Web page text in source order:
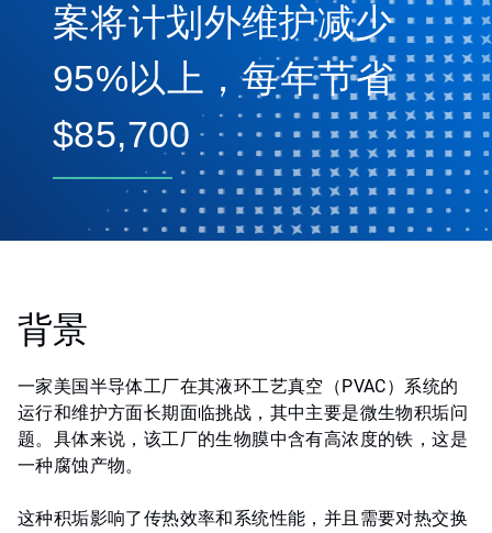
案将计划外维护减少
95%以上，每年节省
$85,700
背景
一家美国半导体工厂在其液环工艺真空（PVAC）系统的
运行和维护方面长期面临挑战，其中主要是微生物积垢问
题。具体来说，该工厂的生物膜中含有高浓度的铁，这是
一种腐蚀产物。
这种积垢影响了传热效率和系统性能，并且需要对热交换